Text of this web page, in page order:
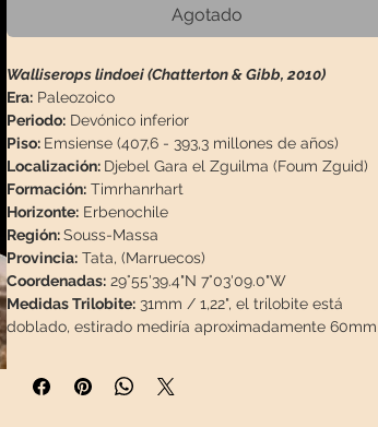
Agotado
Walliserops lindoei (Chatterton & Gibb, 2010)
Era:Paleozoico
Periodo:Devónico inferior
Piso: Emsiense (407,6 - 393,3 millones de años)
Localización: Djebel Gara el Zguilma (Foum Zguid)
Formación:Timrhanrhart
Horizonte:Erbenochile
Región:Souss-Massa
Provincia:Tata, (Marruecos)
Coordenadas:29°55'39.4"N 7°03'09.0"W
Medidas Trilobite:31mm / 1,22", el trilobite está
doblado, estirado mediría aproximadamente 60mm
Medidas Matriz:
Peso:
126g / 0,278lb
Descripción:
Fósil limpiado con chorro de arena, bien